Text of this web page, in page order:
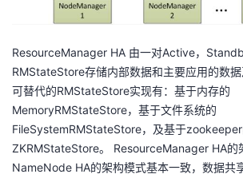
ResourceManager HA 由一对Active，
RMStateStore存储内部数据和主要应用的数
可替代的RMStateStore实现有：基于内存的
MemoryRMStateStore，基于文件系统的
FileSystemRMStateStore，及基于
ZKRMStateStore。 ResourceManager HA的
NameNode HA的架构模式基本一致，数据共